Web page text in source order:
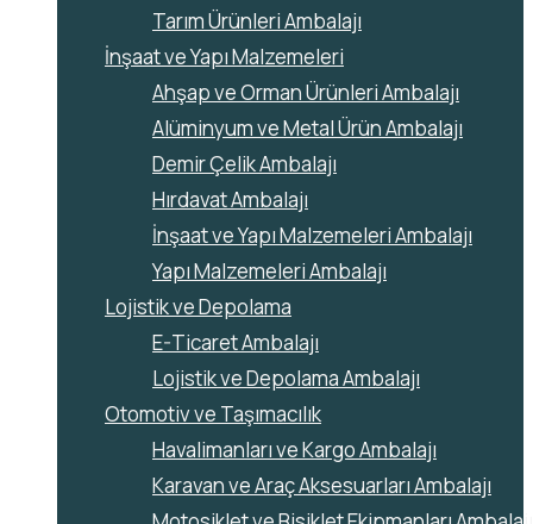
Tarım Ürünleri Ambalajı
İnşaat ve Yapı Malzemeleri
Ahşap ve Orman Ürünleri Ambalajı
Alüminyum ve Metal Ürün Ambalajı
Demir Çelik Ambalajı
Hırdavat Ambalajı
İnşaat ve Yapı Malzemeleri Ambalajı
Yapı Malzemeleri Ambalajı
Lojistik ve Depolama
E-Ticaret Ambalajı
Lojistik ve Depolama Ambalajı
Otomotiv ve Taşımacılık
Havalimanları ve Kargo Ambalajı
Karavan ve Araç Aksesuarları Ambalajı